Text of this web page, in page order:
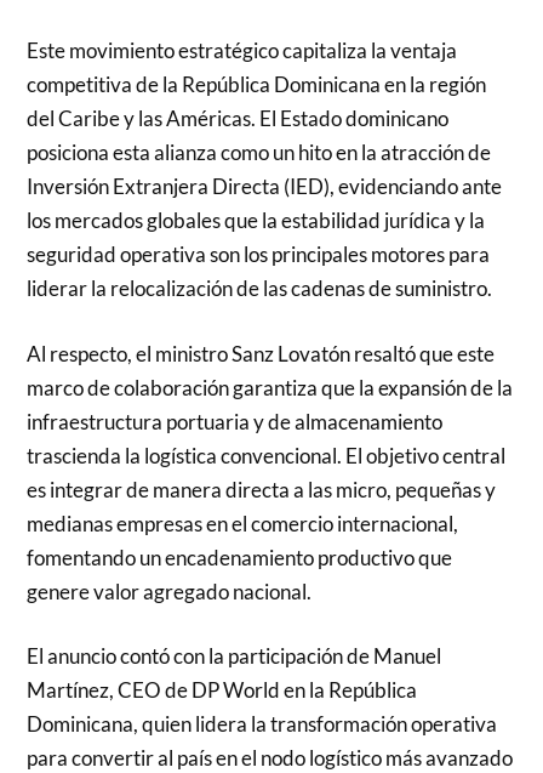
Este movimiento estratégico capitaliza la ventaja
competitiva de la República Dominicana en la región
del Caribe y las Américas. El Estado dominicano
posiciona esta alianza como un hito en la atracción de
Inversión Extranjera Directa (IED), evidenciando ante
los mercados globales que la estabilidad jurídica y la
seguridad operativa son los principales motores para
liderar la relocalización de las cadenas de suministro.
Al respecto, el ministro Sanz Lovatón resaltó que este
marco de colaboración garantiza que la expansión de la
infraestructura portuaria y de almacenamiento
trascienda la logística convencional. El objetivo central
es integrar de manera directa a las micro, pequeñas y
medianas empresas en el comercio internacional,
fomentando un encadenamiento productivo que
genere valor agregado nacional.
El anuncio contó con la participación de Manuel
Martínez, CEO de DP World en la República
Dominicana, quien lidera la transformación operativa
para convertir al país en el nodo logístico más avanzado